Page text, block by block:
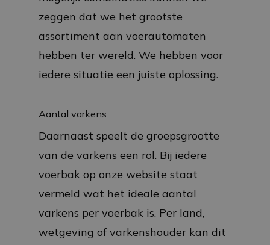
zeggen dat we het grootste
assortiment aan voerautomaten
hebben ter wereld. We hebben voor
iedere situatie een juiste oplossing.
Aantal varkens
Daarnaast speelt de groepsgrootte
van de varkens een rol. Bij iedere
voerbak op onze website staat
vermeld wat het ideale aantal
varkens per voerbak is. Per land,
wetgeving of varkenshouder kan dit